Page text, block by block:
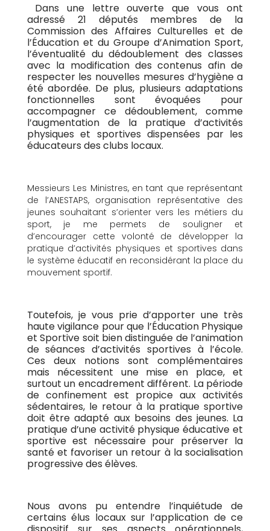
Dans une lettre ouverte que vous ont
adressé 21 députés membres de la
Commission des Affaires Culturelles et de
l’Éducation et du Groupe d’Animation Sport,
l’éventualité du dédoublement des classes
avec la modification des contenus afin de
respecter les nouvelles mesures d’hygiène a
été abordée. De plus, plusieurs adaptations
fonctionnelles sont évoquées pour
accompagner ce dédoublement, comme
l’augmentation de la pratique d’activités
physiques et sportives dispensées par les
éducateurs des clubs locaux.
Messieurs Les Ministres, en tant que représentant
de l’ANESTAPS, organisation représentative des
jeunes souhaitant s’orienter vers les métiers du
sport, je me permets de souligner et
d’encourager cette volonté de développer la
pratique d’activités physiques et sportives dans
le système éducatif en reconsidérant la place du
mouvement sportif.
Toutefois, je vous prie d’apporter une très
haute vigilance pour que l’Éducation Physique
et Sportive soit bien distinguée de l’animation
de séances d’activités sportives à l’école.
Ces deux notions sont complémentaires
mais nécessitent une mise en place, et
surtout un encadrement différent. La période
de confinement est propice aux activités
sédentaires, le retour à la pratique sportive
doit être adapté aux besoins des jeunes. La
pratique d’une activité physique éducative et
sportive est nécessaire pour préserver la
santé et favoriser un retour à la socialisation
progressive des élèves.
Nous avons pu entendre l’inquiétude de
certains élus locaux sur l’application de ce